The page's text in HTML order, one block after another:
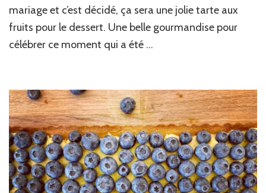
mariage et c’est décidé, ça sera une jolie tarte aux
fruits pour le dessert. Une belle gourmandise pour
célébrer ce moment qui a été …